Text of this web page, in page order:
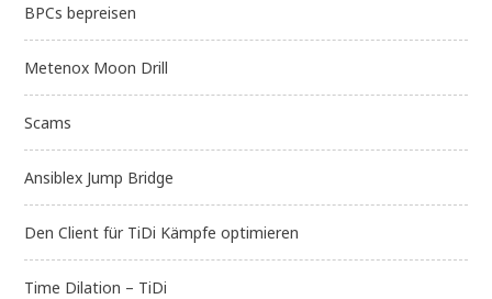
BPCs bepreisen
Metenox Moon Drill
Scams
Ansiblex Jump Bridge
Den Client für TiDi Kämpfe optimieren
Time Dilation – TiDi